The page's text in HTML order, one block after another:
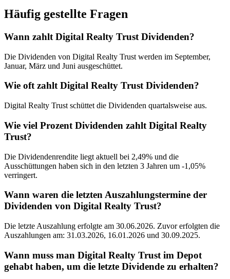
Häufig gestellte Fragen
Wann zahlt Digital Realty Trust Dividenden?
Die Dividenden von Digital Realty Trust werden im September,
Januar, März und Juni ausgeschüttet.
Wie oft zahlt Digital Realty Trust Dividenden?
Digital Realty Trust schüttet die Dividenden quartalsweise aus.
Wie viel Prozent Dividenden zahlt Digital Realty
Trust?
Die Dividendenrendite liegt aktuell bei 2,49% und die
Ausschüttungen haben sich in den letzten 3 Jahren um -1,05%
verringert.
Wann waren die letzten Auszahlungstermine der
Dividenden von Digital Realty Trust?
Die letzte Auszahlung erfolgte am 30.06.2026. Zuvor erfolgten die
Auszahlungen am: 31.03.2026, 16.01.2026 und 30.09.2025.
Wann muss man Digital Realty Trust im Depot
gehabt haben, um die letzte Dividende zu erhalten?